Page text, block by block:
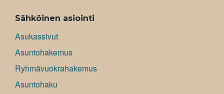
Sähköinen asiointi
Asukassivut
Asuntohakemus
Ryhmävuokrahakemus
Asuntohaku